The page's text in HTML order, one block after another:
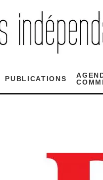
PUBLICATIONS